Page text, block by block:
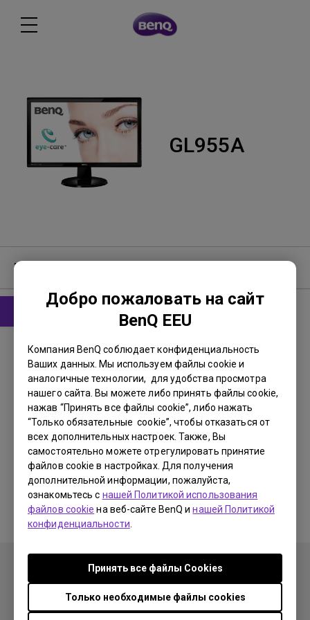
Добро пожаловать на сайт
BenQ EEU
Компания BenQ соблюдает конфиденциальность
Ваших данных. Мы используем файлы cookie и
аналогичные технологии, для удобства просмотра
нашего сайта. Вы можете либо принять файлы cookie,
нажав “Принять все файлы cookie”, либо нажать
“Только обязательные cookie”, чтобы отказаться от
всех дополнительных настроек. Также, Вы
самостоятельно можете отрегулировать принятие
файлов cookie в настройках. Для получения
дополнительной информации, пожалуйста,
ознакомьтесь с нашей Политикой использования
файлов cookie на веб-сайте BenQ инашей Политикой
конфиденциальности
Только необходимые файлы cookies
Принять все файлы Сookies
GL955A
Программное обеспечение
Win8 Driver
OS:Windows8
OS Version:
Версия: 0
Обновить:2012/10/31
Размер файла:9.01 KB
Продукция